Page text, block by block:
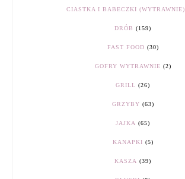
CIASTKA I BABECZKI (WYTRAWNIE)
DRÓB (159)
FAST FOOD (30)
GOFRY WYTRAWNIE (2)
GRILL (26)
GRZYBY (63)
JAJKA (65)
KANAPKI (5)
KASZA (39)